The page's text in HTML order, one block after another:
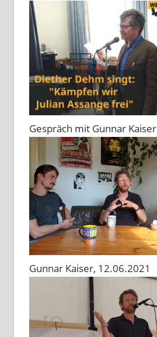
Gespräch mit Gunnar Kaiser
Gunnar Kaiser, 12.06.2021